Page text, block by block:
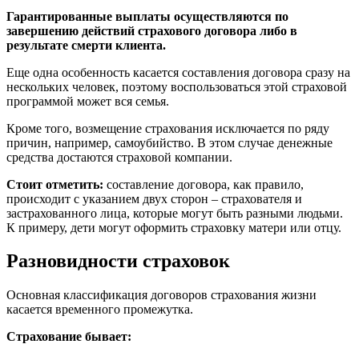
Гарантированные выплаты осуществляются по
завершению действий страхового договора либо в
результате смерти клиента.
Еще одна особенность касается составления договора сразу на
нескольких человек, поэтому воспользоваться этой страховой
программой может вся семья.
Кроме того, возмещение страхования исключается по ряду
причин, например, самоубийство. В этом случае денежные
средства достаются страховой компании.
Стоит отметить: составление договора, как правило,
происходит с указанием двух сторон – страхователя и
застрахованного лица, которые могут быть разными людьми.
К примеру, дети могут оформить страховку матери или отцу.
Разновидности страховок
Основная классификация договоров страхования жизни
касается временного промежутка.
Страхование бывает: